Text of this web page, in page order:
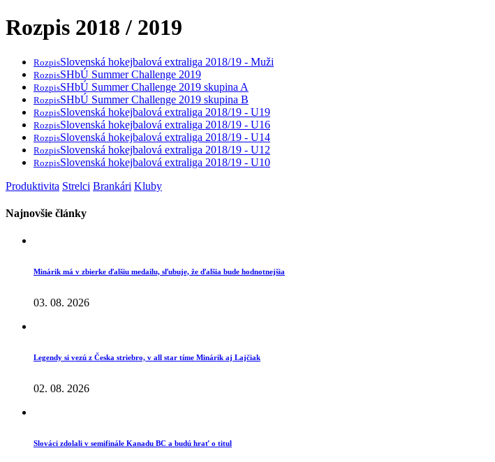
Rozpis 2018 / 2019
RozpisSlovenská hokejbalová extraliga 2018/19 - Muži
RozpisSHbÚ Summer Challenge 2019
RozpisSHbÚ Summer Challenge 2019 skupina A
RozpisSHbÚ Summer Challenge 2019 skupina B
RozpisSlovenská hokejbalová extraliga 2018/19 - U19
RozpisSlovenská hokejbalová extraliga 2018/19 - U16
RozpisSlovenská hokejbalová extraliga 2018/19 - U14
RozpisSlovenská hokejbalová extraliga 2018/19 - U12
RozpisSlovenská hokejbalová extraliga 2018/19 - U10
Produktivita Strelci Brankári Kluby
Najnovšie články
Minárik má v zbierke ďalšiu medailu, sľubuje, že ďalšia bude hodnotnejšia
03. 08. 2026
Legendy si vezú z Česka striebro, v all star tíme Minárik aj Lajčiak
02. 08. 2026
Slováci zdolali v semifinále Kanadu BC a budú hrať o titul